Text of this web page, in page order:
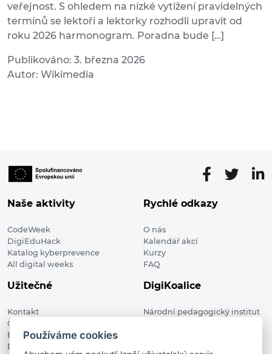
veřejnost. S ohledem na nízké vytižení pravidelných
termínů se lektoři a lektorky rozhodli upravit od
roku 2026 harmonogram. Poradna bude […]
Publikováno: 3. března 2026
Autor: Wikimedia
Naše aktivity
CodeWeek
DigiEduHack
Katalog kyberprevence
All digital weeks
Rychlé odkazy
O nás
Kalendář akcí
Kurzy
FAQ
Užitečné
Kontakt
Členské organizace
Blog
Digitalizace ve vzdělávání
DigiKoalice
Národní pedagogický institut
Používáme cookies